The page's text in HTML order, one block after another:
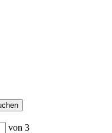
von 3